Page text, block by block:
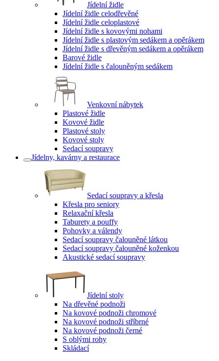
Jídelní židle
Jídelní židle celodřevěné
Jídelní židle celoplastové
Jídelní židle s kovovými nohami
Jídelní židle s plastovým sedákem a opěrákem
Jídelní židle s dřevěným sedákem a opěrákem
Barové židle
Jídelní židle s čalouněným sedákem
Venkovní nábytek
Plastové židle
Kovové židle
Plastové stoly
Kovové stoly
Sedací soupravy
Jídelny, kavárny a restaurace
Sedací soupravy a křesla
Křesla pro seniory
Relaxační křesla
Taburety a pouffy
Pohovky a válendy
Sedací soupravy čalouněné látkou
Sedací soupravy čalouněné koženkou
Akustické sedací soupravy
Jídelní stoly
Na dřevěné podnoži
Na kovové podnoži chromové
Na kovové podnoži stříbrné
Na kovové podnoži černé
S oblými rohy
Skládací